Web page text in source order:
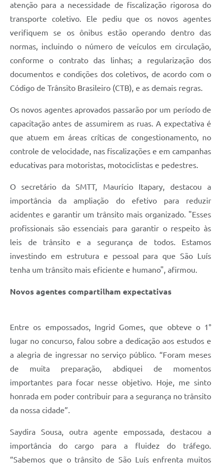
atenção para a necessidade de fiscalização rigorosa do
transporte coletivo. Ele pediu que os novos agentes
verifiquem se os ônibus estão operando dentro das
normas, incluindo o número de veículos em circulação,
conforme o contrato das linhas; a regularização dos
documentos e condições dos coletivos, de acordo com o
Código de Trânsito Brasileiro (CTB), e as demais regras.
Os novos agentes aprovados passarão por um período de
capacitação antes de assumirem as ruas. A expectativa é
que atuem em áreas críticas de congestionamento, no
controle de velocidade, nas fiscalizações e em campanhas
educativas para motoristas, motociclistas e pedestres.
O secretário da SMTT, Maurício Itapary, destacou a
importância da ampliação do efetivo para reduzir
acidentes e garantir um trânsito mais organizado. "Esses
profissionais são essenciais para garantir o respeito às
leis de trânsito e a segurança de todos. Estamos
investindo em estrutura e pessoal para que São Luís
tenha um trânsito mais eficiente e humano", afirmou.
Novos agentes compartilham expectativas
Entre os empossados, Ingrid Gomes, que obteve o 1°
lugar no concurso, falou sobre a dedicação aos estudos e
a alegria de ingressar no serviço público. “Foram meses
de muita preparação, abdiquei de momentos
importantes para focar nesse objetivo. Hoje, me sinto
honrada em poder contribuir para a segurança no trânsito
da nossa cidade”.
Saydira Sousa, outra agente empossada, destacou a
importância do cargo para a fluidez do tráfego.
“Sabemos que o trânsito de São Luís enfrenta muitos